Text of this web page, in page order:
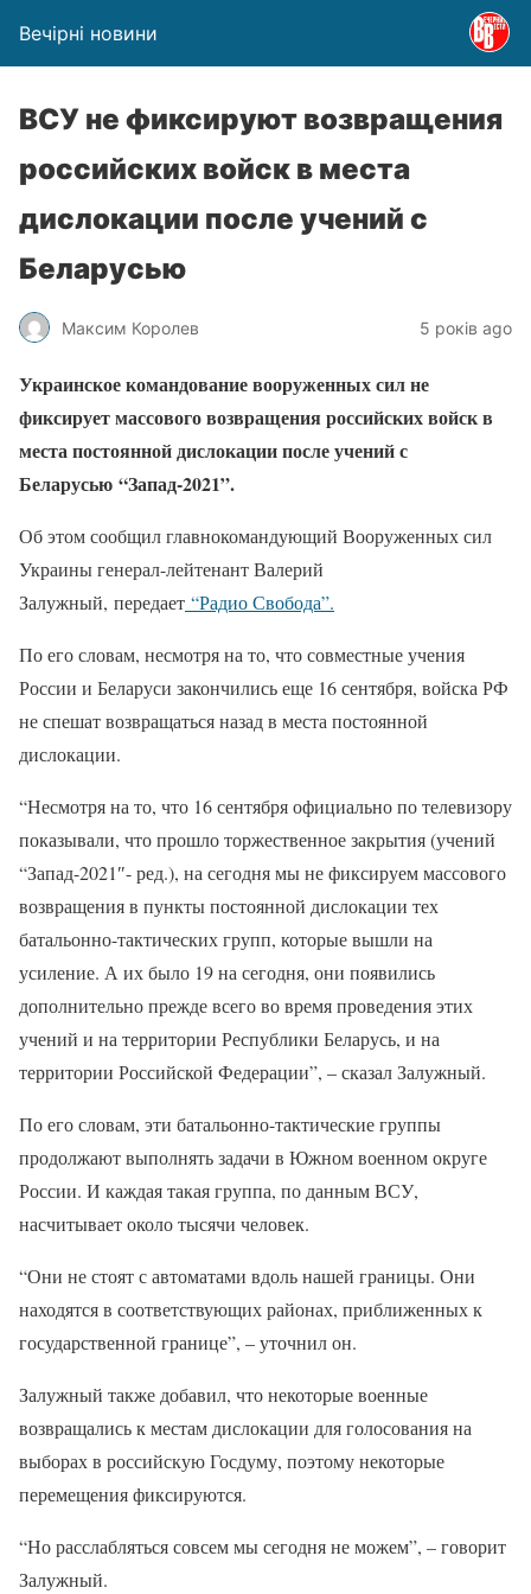
Вечірні новини
ВСУ не фиксируют возвращения
российских войск в места
дислокации после учений с
Беларусью
Максим Королев 5 років ago
Украинское командование вооруженных сил не
фиксирует массового возвращения российских войск в
места постоянной дислокации после учений с
Беларусью “Запад-2021”.
Об этом сообщил главнокомандующий Вооруженных сил
Украины генерал-лейтенант Валерий
Залужный, передает “Радио Свобода”.
По его словам, несмотря на то, что совместные учения
России и Беларуси закончились еще 16 сентября, войска РФ
не спешат возвращаться назад в места постоянной
дислокации.
“Несмотря на то, что 16 сентября официально по телевизору
показывали, что прошло торжественное закрытия (учений
“Запад-2021″- ред.), на сегодня мы не фиксируем массового
возвращения в пункты постоянной дислокации тех
батальонно-тактических групп, которые вышли на
усиление. А их было 19 на сегодня, они появились
дополнительно прежде всего во время проведения этих
учений и на территории Республики Беларусь, и на
территории Российской Федерации”, – сказал Залужный.
По его словам, эти батальонно-тактические группы
продолжают выполнять задачи в Южном военном округе
России. И каждая такая группа, по данным ВСУ,
насчитывает около тысячи человек.
“Они не стоят с автоматами вдоль нашей границы. Они
находятся в соответствующих районах, приближенных к
государственной границе”, – уточнил он.
Залужный также добавил, что некоторые военные
возвращались к местам дислокации для голосования на
выборах в российскую Госдуму, поэтому некоторые
перемещения фиксируются.
“Но расслабляться совсем мы сегодня не можем”, – говорит
Залужный.